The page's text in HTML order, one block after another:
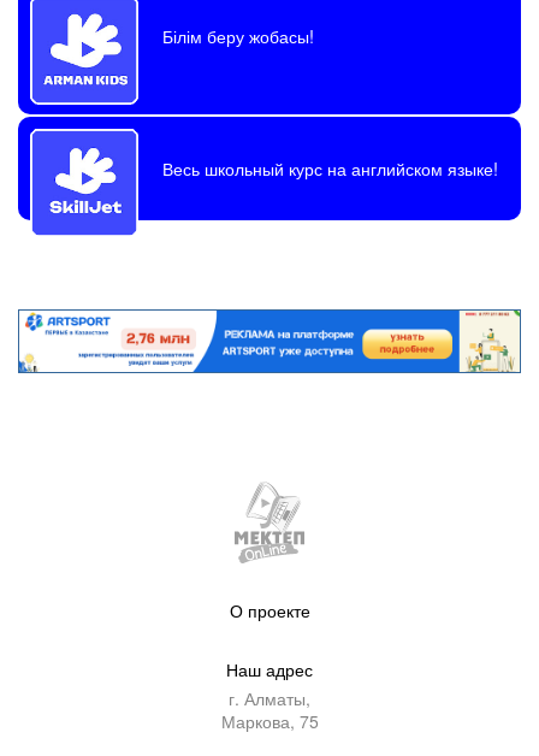
Білім беру жобасы!
Весь школьный курс на английском языке!
О проекте
Наш адрес
г. Алматы,
Маркова, 75